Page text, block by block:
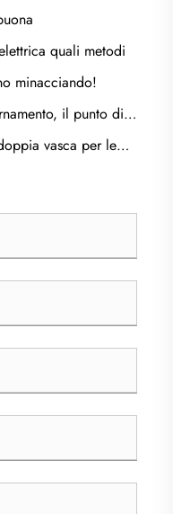
quali metodi
minacciando!
il punto di
come cura del
vasca per le